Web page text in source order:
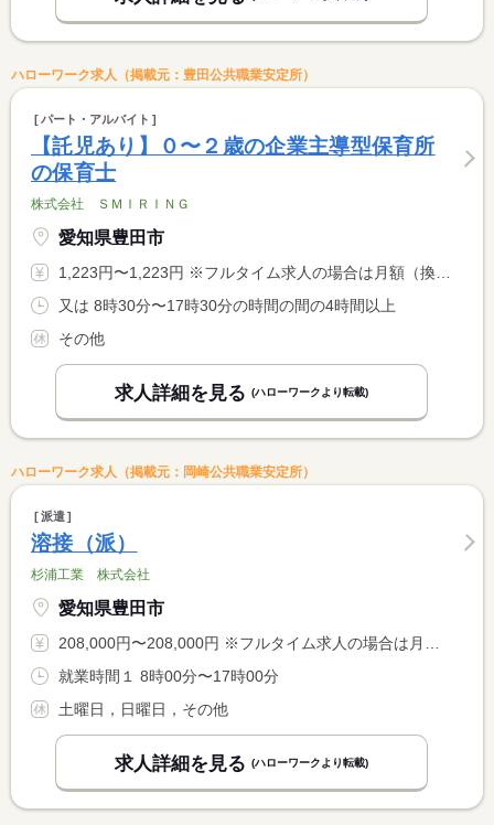
ハローワーク求人（掲載元：豊田公共職業安定所）
パート・アルバイト
【託児あり】０〜２歳の企業主導型保育所
の保育士
株式会社 ＳＭＩＲＩＮＧ
愛知県豊田市
1,223円〜1,223円 ※フルタイム求人の場合は月額（換算額）、パート求人の場合は時間額を表示しています。
又は 8時30分〜17時30分の時間の間の4時間以上
その他
求人詳細を見る (ハローワークより転載)
ハローワーク求人（掲載元：岡崎公共職業安定所）
派遣
溶接（派）
杉浦工業 株式会社
愛知県豊田市
208,000円〜208,000円 ※フルタイム求人の場合は月額（換算額）、パート求人の場合は時間額を表示しています。
就業時間１ 8時00分〜17時00分
土曜日，日曜日，その他
求人詳細を見る (ハローワークより転載)